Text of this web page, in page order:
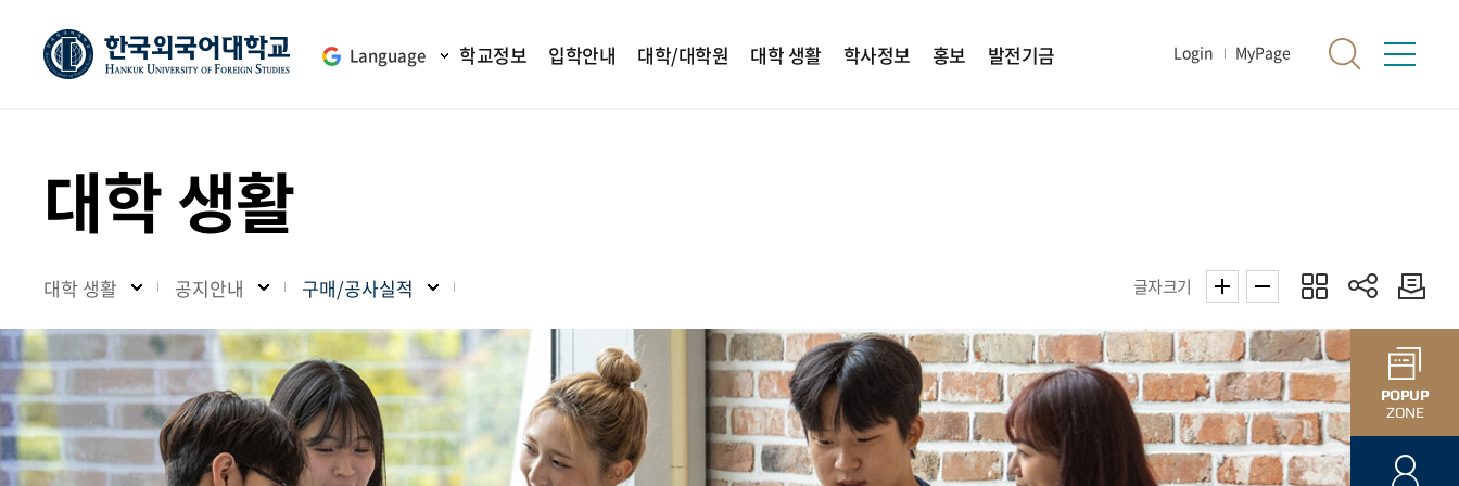
Language 학교정보 입학안내 대학/대학원 대학 생활 학사정보 홍보 발전기금 Login MyPage
POPUP
ZONE
대학 생활
대학 생활 공지안내 구매/공사실적 글자크기